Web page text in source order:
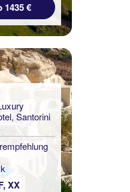
1435 €
Santorini
XX